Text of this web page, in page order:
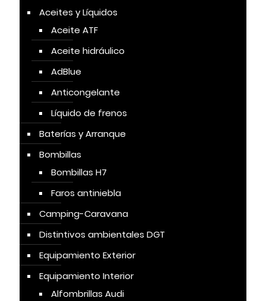
Aceites y Líquidos
Aceite ATF
Aceite hidráulico
AdBlue
Anticongelante
Líquido de frenos
Baterías y Arranque
Bombillas
Bombillas H7
Faros antiniebla
Camping-Caravana
Distintivos ambientales DGT
Equipamiento Exterior
Equipamiento Interior
Alfombrillas Audi